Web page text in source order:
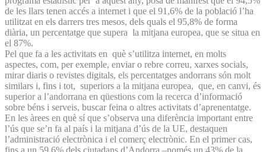
de les llars tenen accés a internet i que el 91,6% de la població l’ha
utilitzat en els darrers tres mesos, dels quals el 95,8% de forma
diària, un percentatge que supera la mitjana europea, que se situa en
el 87%.
Pel que fa a les activitats en què s’utilitza internet, en molts
aspectes, com, per exemple, enviar o rebre correu, xarxes socials,
mirar diaris o revistes digitals, els percentatges andorrans són molt
similars i, fins i tot, superiors a la mitjana europea, que, en canvi, és
superior a l’andorrana en qüestions com la recerca d’informació
sobre béns i serveis, buscar feina o altres activitats d’aprenentatge.
En les àrees en què sí que s’observa una diferència important entre
l’ús que se’n fa al país i la mitjana d’ús de la UE, destaquen
l’administració electrònica i el comerç electrònic. En el primer cas,
fins a un 59,6% dels ciutadans d’Andorra –només un 43% de la